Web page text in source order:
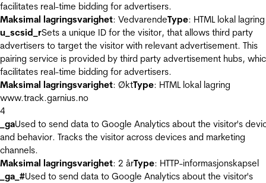
facilitates real-time bidding for advertisers.
Maksimal lagringsvarighet: VedvarendeType: HTML lokal lagring
u_scsid_rSets a unique ID for the visitor, that allows third party
advertisers to target the visitor with relevant advertisement. This
pairing service is provided by third party advertisement hubs,
facilitates real-time bidding for advertisers.
Maksimal lagringsvarighet: ØktType: HTML lokal lagring
www.track.garnius.no
4
_gaUsed to send data to Google Analytics about the visitor's
and behavior. Tracks the visitor across devices and marketing
channels.
Maksimal lagringsvarighet: 2 årType: HTTP-informasjonskapsel
_ga_#Used to send data to Google Analytics about the visitor's